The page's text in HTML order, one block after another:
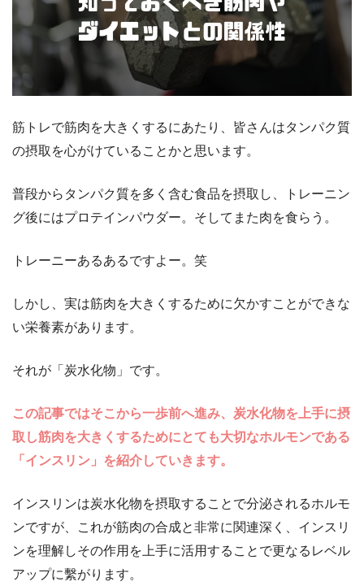
筋トレで筋肉を大きくするにあたり、皆さんはタンパク質
の摂取を心がけていることかと思います。
普段からタンパク質を多く含む食品を摂取し、トレーニン
グ後にはプロテインパウダー。そしてまた肉を食らう。
トレーニーあるあるですよー。笑
しかし、実は筋肉を大きくするために欠かすことができな
い栄養素があります。
それが「炭水化物」です。
この記事ではそこから一歩前へ進み、炭水化物を上手に摂
取し筋肉を大きくするためにとても大切なホルモンである
「インスリン」を紹介していきます。
インスリンは炭水化物を摂取することで分泌されるホルモ
ンですが、これが筋肉の合成と非常に関連深く、インスリ
ンを理解しその作用を上手に活用することで更なるレベル
アップに繫がります。